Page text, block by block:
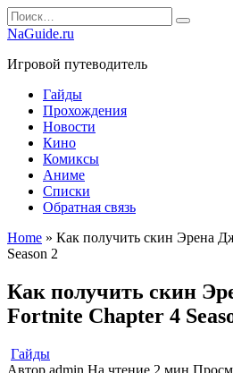
Перейти
к
Search
for:
NaGuide.ru
Игровой путеводитель
Гайды
Прохождения
Новости
Кино
Комиксы
Аниме
Списки
Обратная связь
Home » Как получить скин Эрена
Season 2
Как получить скин
Fortnite Chapter 4
Гайды
Автор admin На чтение 2 мин